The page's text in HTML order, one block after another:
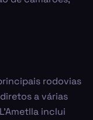
rodovias
a várias
inclui